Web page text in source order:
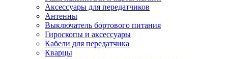
Аксессуары для передатчиков
Антенны
Выключатель бортового питания
Гироскопы и аксессуары
Кабели для передатчика
Кварцы